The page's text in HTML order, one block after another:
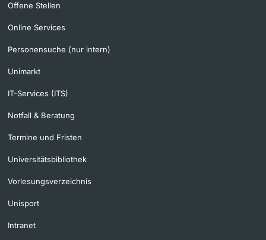
Offene Stellen
Online Services
Personensuche (nur intern)
Unimarkt
IT-Services (ITS)
Notfall & Beratung
Termine und Fristen
Universitätsbibliothek
Vorlesungsverzeichnis
Unisport
Intranet